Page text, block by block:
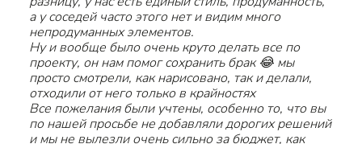
а у соседей часто этого нет и видим много
непродуманных элементов.
Ну и вообще было очень круто делать все по
проекту, он нам помог сохранить брак 😂 мы
просто смотрели, как нарисовано, так и делали,
отходили от него только в крайностях
Все пожелания были учтены, особенно то, что вы
по нашей просьбе не добавляли дорогих решений
и мы не вылезли очень сильно за бюджет, как